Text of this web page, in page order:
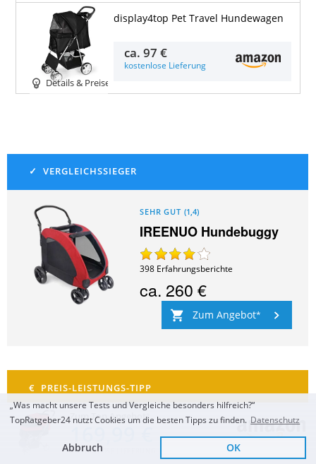
Zum Top Angebot
KOSTENLOSE LIEFERUNG
Details & Preise
display4top Pet Travel Hundewagen
ca.97 €
kostenlose Lieferung
SEHR GUT (1,4)
IREENUO Hundebuggy
398 Erfahrungsberichte
ca.260 €
Zum Angebot
TOGfit Pet Roadster
„Was macht unsere Tests und Vergleiche besonders hilfreich?“
TopRatgeber24 nutzt Cookies um die besten Tipps zu finden. Datenschutz
Abbruch OK